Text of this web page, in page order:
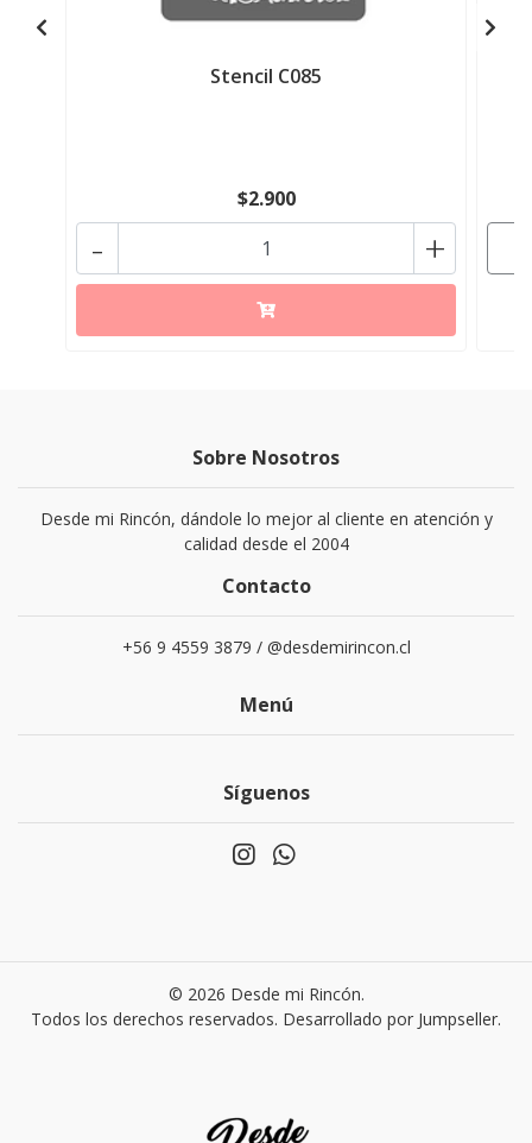
Stencil C085
$2.900
+
-
Sobre Nosotros
Desde mi Rincón, dándole lo mejor al cliente en atención y
calidad desde el 2004
Contacto
+56 9 4559 3879 / @desdemirincon.cl
Menú
Síguenos
© 2026 Desde mi Rincón.
Todos los derechos reservados. Desarrollado por Jumpseller.